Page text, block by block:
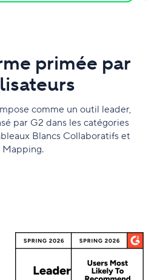
primée par
comme un outil leader,
par G2 dans les catégories
Blancs Collaboratifs et